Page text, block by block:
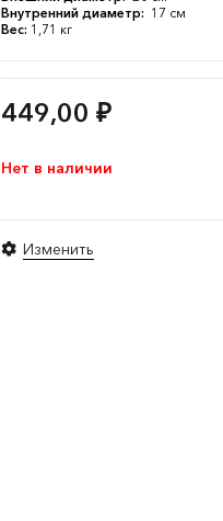
Внутренний диаметр: 17 см
Вес: 1,71 кг
449,00 ₽
Нет в наличии
Изменить